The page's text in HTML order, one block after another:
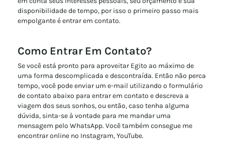
disponibilidade de tempo, por isso o primeiro passo mais
empolgante é entrar em contato.
Como Entrar Em Contato?
Se você está pronto para aproveitar Egito ao máximo de
uma forma descomplicada e descontraída. Então não perca
tempo, você pode enviar um e-mail utilizando o formulário
de contato abaixo para entrar em contato e descreva a
viagem dos seus sonhos, ou então, caso tenha alguma
dúvida, sinta-se à vontade para me mandar uma
mensagem pelo WhatsApp. Você também consegue me
encontrar online no Instagram, YouTube.